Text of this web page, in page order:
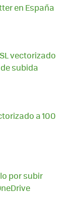
en España
vectorizado
subida
a 100
por subir